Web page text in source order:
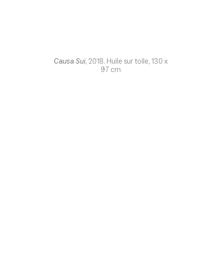
Causa Sui, 2018. Huile sur toile, 130 x
97 cm